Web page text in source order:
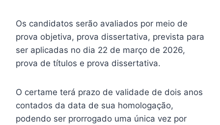
Os candidatos serão avaliados por meio de
prova objetiva, prova dissertativa, prevista para
ser aplicadas no dia 22 de março de 2026,
prova de títulos e prova dissertativa.
O certame terá prazo de validade de dois anos
contados da data de sua homologação,
podendo ser prorrogado uma única vez por